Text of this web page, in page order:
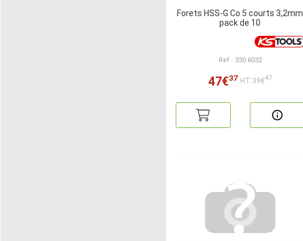
Forets HSS-G Co 5 courts 3,2mm
pack de 10
Ref : 330.6032
47€37 HT:39€47